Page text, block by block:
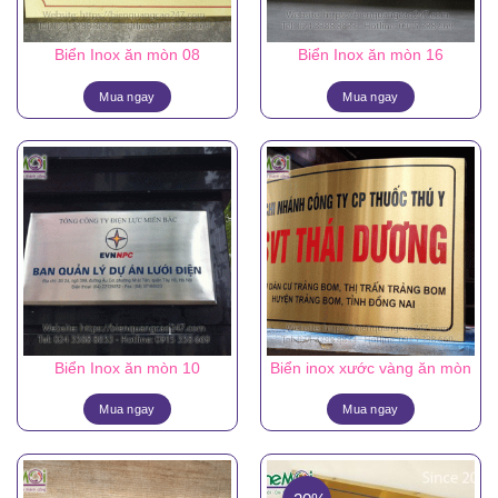
Biển Inox ăn mòn 08
Mua ngay
Biển Inox ăn mòn 16
Mua ngay
Biển Inox ăn mòn 10
Mua ngay
Biển inox xước vàng ăn mòn
Mua ngay